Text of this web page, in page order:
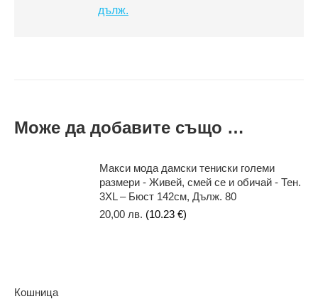
дълж.
Може да добавите също …
Макси мода дамски тениски големи
размери - Живей, смей се и обичай - Тен.
3XL – Бюст 142см, Дълж. 80
20,00 лв. (10.23 €)
Кошница